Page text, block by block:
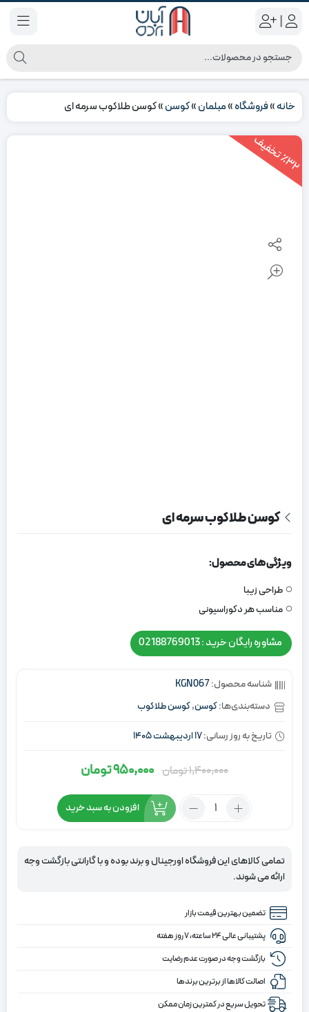
|
خانه»فروشگاه»مبلمان»کوسن»کوسن طلاکوب سرمه ای
٪3
2
ت
خ
ف
یف
کوسن طلاکوب سرمه ای
ویژگی های محصول:
طراحی زیبا
مناسب هر دکوراسیونی
مشاوره رایگان خرید : 02188769013
شناسه محصول:KGN067
دسته‌بندی‌ها:کوسن,کوسن طلاکوب
تاریخ به روز رسانی:17 اردیبهشت 1405
1,400,000تومان قیمت
اصلی:
1,400,000
بود.
950,000تومان
قیمت
فعلی:
950,000
تعداد:
سرمه
ای
افزودن به سبد خرید
تمامی کالاهای این فروشگاه اورجینال و برند بوده و با گارانتی بازگشت وجه
ارائه می شوند.
تضمین بهترین قیمت بازار
پشتیبانی عالی ۲۴ ساعته، ۷ روز هفته
بازگشت وجه در صورت عدم رضایت
اصالت کالاها از برترین برندها
تحویل سریع در کمترین زمان ممکن